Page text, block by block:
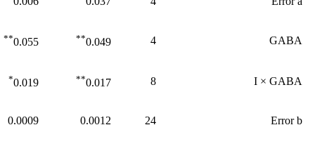
GABA
4
0.049
**
0.055
**
I × GABA
8
0.017
**
0.019
*
Error b
24
0.0012
0.0009